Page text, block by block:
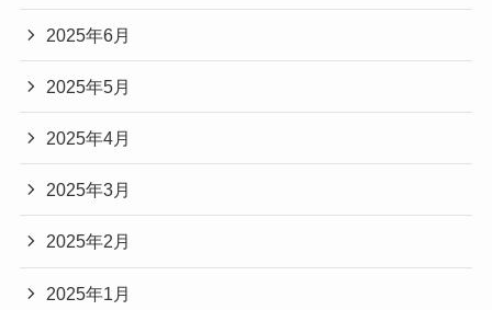
2025年6月
2025年5月
2025年4月
2025年3月
2025年2月
2025年1月